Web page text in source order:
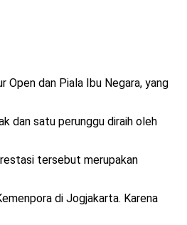
dan Piala Ibu Negara, yang
dan satu perunggu diraih oleh
tersebut merupakan
di Jogjakarta. Karena